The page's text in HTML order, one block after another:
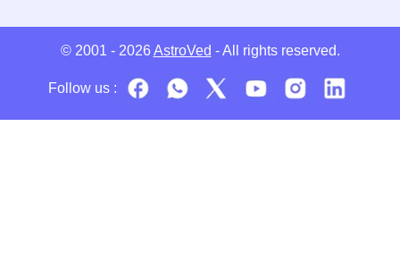
© 2001 - 2026 AstroVed - All rights reserved.
Follow us :